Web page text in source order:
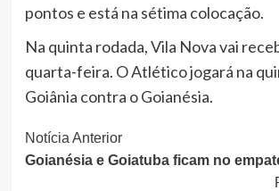
pontos e está na sétima colocação.
Na quinta rodada, Vila Nova vai
quarta-feira. O Atlético jogará na
Goiânia contra o Goianésia.
Continue
Lendo
Notícia Anterior
Goianésia e Goiatuba ficam no